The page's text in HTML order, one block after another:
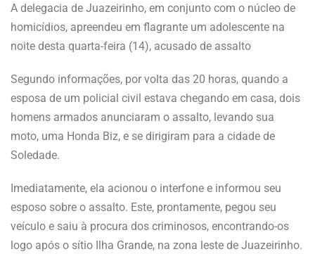
A delegacia de Juazeirinho, em conjunto com o núcleo de
homicídios, apreendeu em flagrante um adolescente na
noite desta quarta-feira (14), acusado de assalto
Segundo informações, por volta das 20 horas, quando a
esposa de um policial civil estava chegando em casa, dois
homens armados anunciaram o assalto, levando sua
moto, uma Honda Biz, e se dirigiram para a cidade de
Soledade.
Imediatamente, ela acionou o interfone e informou seu
esposo sobre o assalto. Este, prontamente, pegou seu
veículo e saiu à procura dos criminosos, encontrando-os
logo após o sítio Ilha Grande, na zona leste de Juazeirinho.